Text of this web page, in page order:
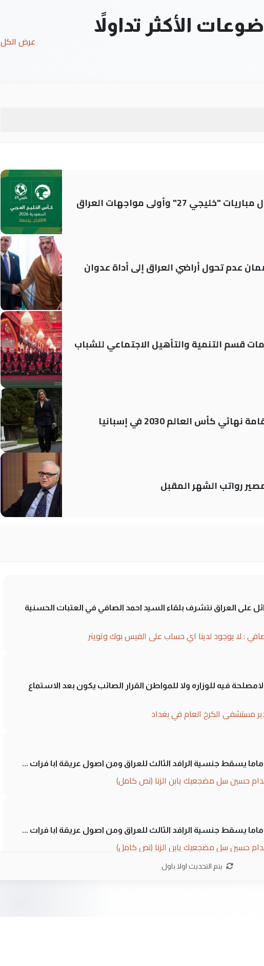
الأكثر تداولاً
عرض الكل
27" وأولى مواجهات العراق
عدم تحول أراضي العراق إلى أداة عدوان
قسم التنمية والتأهيل الاجتماعي للشباب
كأس العالم 2030 في إسبانيا
رواتب الشهر المقبل
على العراق نتشرف بلقاء السيد احمد الصافي في العتبات الحسنية
: لا يوجود لدينا اي حساب على الفيس بوك وتويتر
فيه للوزاره ولا للمواطن القرار الصائب يكون بعد الاستماع
مستشفى الكرخ العام في بغداد
يسقط جنسية الرافد الثالث للعراق ومن اصول عريقة ابا فرات ...
حسين سل مضجعيك يابن الزنا (نص كامل)
يسقط جنسية الرافد الثالث للعراق ومن اصول عريقة ابا فرات ...
حسين سل مضجعيك يابن الزنا (نص كامل)
يتم التحديث اولا باول